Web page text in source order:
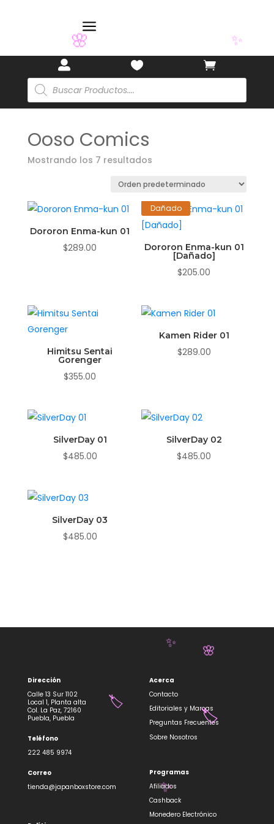
a
 

Búsqueda
de
productos
Ooso Comics
Mostrando los 7 resultados
Dororon Enma-kun 01
$289.00
Dañado
Dororon Enma-kun 01
[Dañado]
$205.00
Himitsu Sentai
Gorenger
$355.00
Kamen Rider 01
$289.00
SilverDay 01
$485.00
SilverDay 02
$485.00
SilverDay 03
$485.00
Dirección
Calle 13 Sur 1102
Local 1, Planta alta
Col. La Paz, 72160
Puebla, Puebla
Teléfono
222 485 9974
Correo
tienda@japanboxstore.com
Acerca
Contacto
Editoriales y Marcas
Preguntas Frecuentes
Sobre Nosotros
Programas
Afiliados
Cashback
Monedero Electrónico
✨